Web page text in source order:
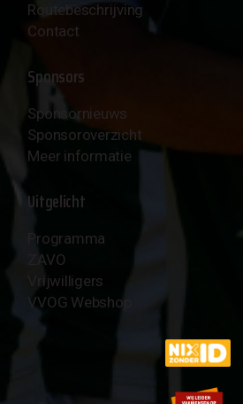
Routebeschrijving
Contact
Sponsors
Sponsornieuws
Sponsoroverzicht
Meer informatie
Uitgelicht
Programma
ZAVO
Vrijwilligers
VVOG Webshop